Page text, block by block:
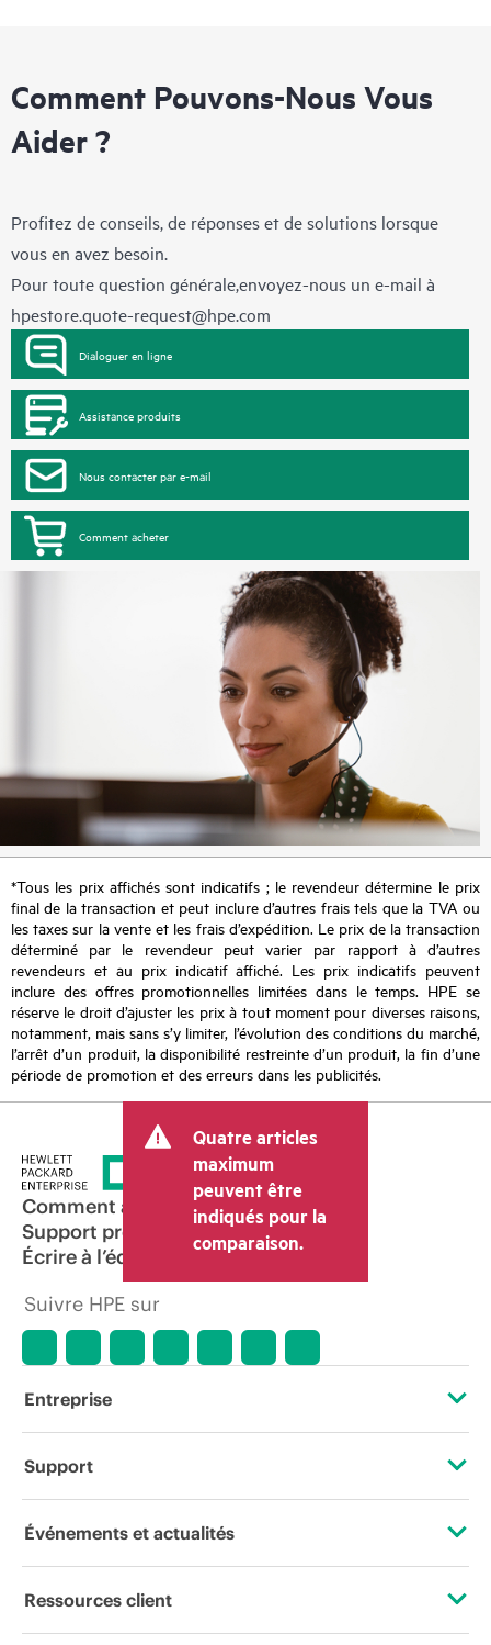
Comment Pouvons-Nous Vous
Aider ?
Profitez de conseils, de réponses et de solutions lorsque
vous en avez besoin.
Pour toute question générale,envoyez-nous un e-mail à
hpestore.quote-request@hpe.com
Dialoguer en ligne
Assistance produits
Nous contacter par e-mail
Comment acheter
*Tous les prix affichés sont indicatifs ; le revendeur détermine le prix
final de la transaction et peut inclure d’autres frais tels que la TVA ou
les taxes sur la vente et les frais d’expédition. Le prix de la transaction
déterminé par le revendeur peut varier par rapport à d’autres
revendeurs et au prix indicatif affiché. Les prix indicatifs peuvent
inclure des offres promotionnelles limitées dans le temps. HPE se
réserve le droit d’ajuster les prix à tout moment pour diverses raisons,
notamment, mais sans s’y limiter, l’évolution des conditions du marché,
l’arrêt d’un produit, la disponibilité restreinte d’un produit, la fin d’une
période de promotion et des erreurs dans les publicités.
Quatre articles
maximum
peuvent être
indiqués pour la
comparaison.
Comment acheter
Support produit
Écrire à l’équipe commerciale
Suivre HPE sur
Entreprise
À propos de HPE
Responsabilité d’entreprise
Support
Services d’assistance opérationnelle (OSS)
Événements et actualités
Événements
Ressources client